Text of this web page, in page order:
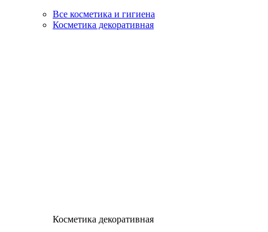
Все косметика и гигиена
Косметика декоративная
Косметика декоративная